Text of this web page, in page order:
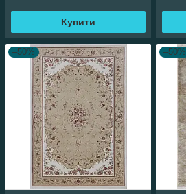
Купити
–50% –50%